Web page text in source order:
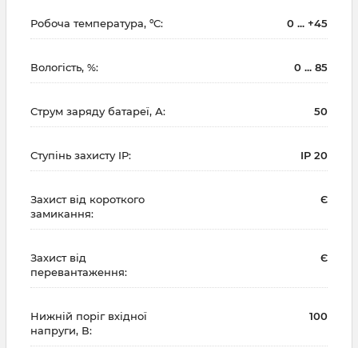
Робоча температура, ºC: 0 ... +45
Вологість, %: 0 ... 85
Струм заряду батареї, А: 50
Ступінь захисту IP: IP 20
Захист від короткого
замикання:
Є
Захист від
перевантаження:
Є
Нижній поріг вхідної
напруги, В:
100